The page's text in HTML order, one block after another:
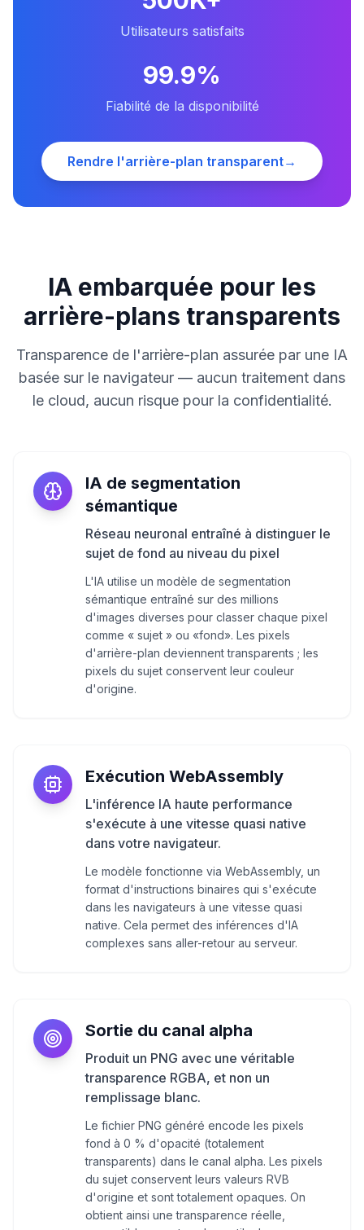
Utilisateurs satisfaits
99.9%
Fiabilité de la disponibilité
Rendre l'arrière-plan transparent→
IA embarquée pour les
arrière-plans transparents
Transparence de l'arrière-plan assurée par une IA
basée sur le navigateur — aucun traitement dans
le cloud, aucun risque pour la confidentialité.
IA de segmentation
sémantique
Réseau neuronal entraîné à distinguer le
sujet de fond au niveau du pixel
L'IA utilise un modèle de segmentation
sémantique entraîné sur des millions
d'images diverses pour classer chaque pixel
comme « sujet » ou «fond». Les pixels
d'arrière-plan deviennent transparents ; les
pixels du sujet conservent leur couleur
d'origine.
Exécution WebAssembly
L'inférence IA haute performance
s'exécute à une vitesse quasi native
dans votre navigateur.
Le modèle fonctionne via WebAssembly, un
format d'instructions binaires qui s'exécute
dans les navigateurs à une vitesse quasi
native. Cela permet des inférences d'IA
complexes sans aller-retour au serveur.
Sortie du canal alpha
Produit un PNG avec une véritable
transparence RGBA, et non un
remplissage blanc.
Le fichier PNG généré encode les pixels
fond à 0 % d'opacité (totalement
transparents) dans le canal alpha. Les pixels
du sujet conservent leurs valeurs RVB
d'origine et sont totalement opaques. On
obtient ainsi une transparence réelle,